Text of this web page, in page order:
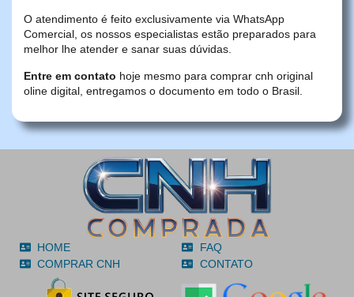
O atendimento é feito exclusivamente via WhatsApp
Comercial, os nossos especialistas estão preparados para
melhor lhe atender e sanar suas dúvidas.
Entre em contato hoje mesmo para comprar cnh original
oline digital, entregamos o documento em todo o Brasil.
HOME
COMPRAR CNH
FAQ
CONTATO